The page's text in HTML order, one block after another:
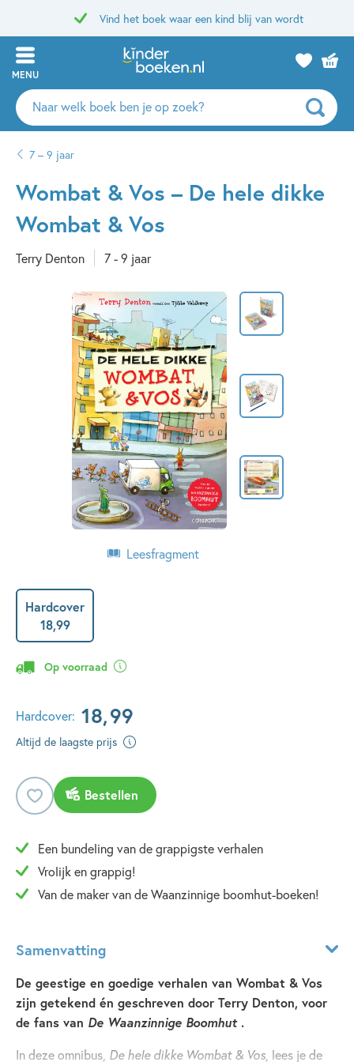
Vind het boek waar een kind blij van wordt
MENU
Zoeken
naar
auteurs
uitgevers
7 – 9 jaar
Wombat & Vos – De hele dikke
Wombat & Vos
Terry Denton 7 - 9 jaar
Leesfragment
Hardcover
18,99
Op voorraad
Hardcover: 18,99
Altijd de laagste prijs
Bestellen
Een bundeling van de grappigste verhalen
Vrolijk en grappig!
Van de maker van de Waanzinnige boomhut-boeken!
Samenvatting
De geestige en goedige verhalen van Wombat & Vos
zijn getekend én geschreven door Terry Denton, voor
de fans van De Waanzinnige Boomhut .
In deze omnibus, De hele dikke Wombat & Vos, lees je de